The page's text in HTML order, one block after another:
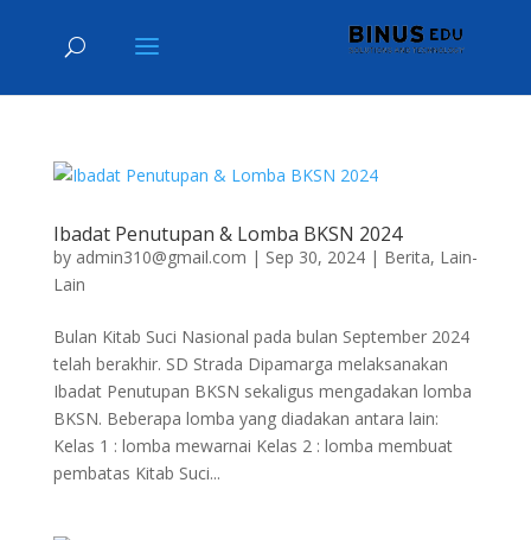
Ibadat Penutupan & Lomba BKSN 2024
by admin310@gmail.com | Sep 30, 2024| Berita, Lain-
Lain
Bulan Kitab Suci Nasional pada bulan September 2024
telah berakhir. SD Strada Dipamarga melaksanakan
Ibadat Penutupan BKSN sekaligus mengadakan lomba
BKSN. Beberapa lomba yang diadakan antara lain:
Kelas 1 : lomba mewarnai Kelas 2 : lomba membuat
pembatas Kitab Suci...